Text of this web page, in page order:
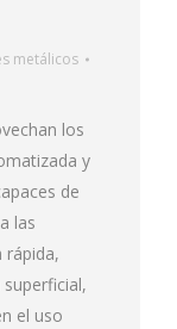
metálicos
los
y
de
las
rápida,
el uso